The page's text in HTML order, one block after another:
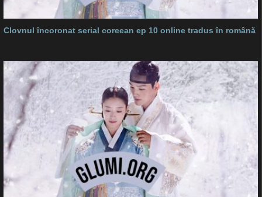
Clovnul încoronat serial coreean ep 10 online tradus în română